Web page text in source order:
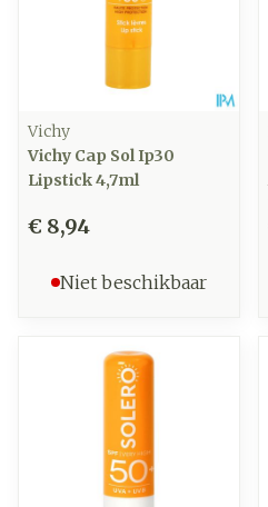
Vichy
Vichy Cap Sol Ip30
Lipstick 4,7ml
€ 8,94
Niet beschikbaar